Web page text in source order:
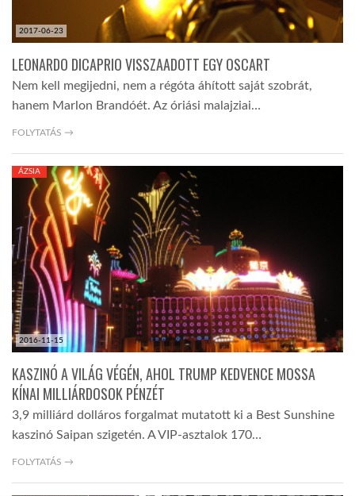
2017-06-23
LEONARDO DICAPRIO VISSZAADOTT EGY OSCART
Nem kell megijedni, nem a régóta áhított saját szobrát,
hanem Marlon Brandóét. Az óriási malajziai…
FOLYTATÁS →
2016-11-15
ÁZSIA
KASZINÓ A VILÁG VÉGÉN, AHOL TRUMP KEDVENCE MOSSA
KÍNAI MILLIÁRDOSOK PÉNZÉT
3,9 milliárd dolláros forgalmat mutatott ki a Best Sunshine
kaszinó Saipan szigetén. A VIP-asztalok 170…
FOLYTATÁS →